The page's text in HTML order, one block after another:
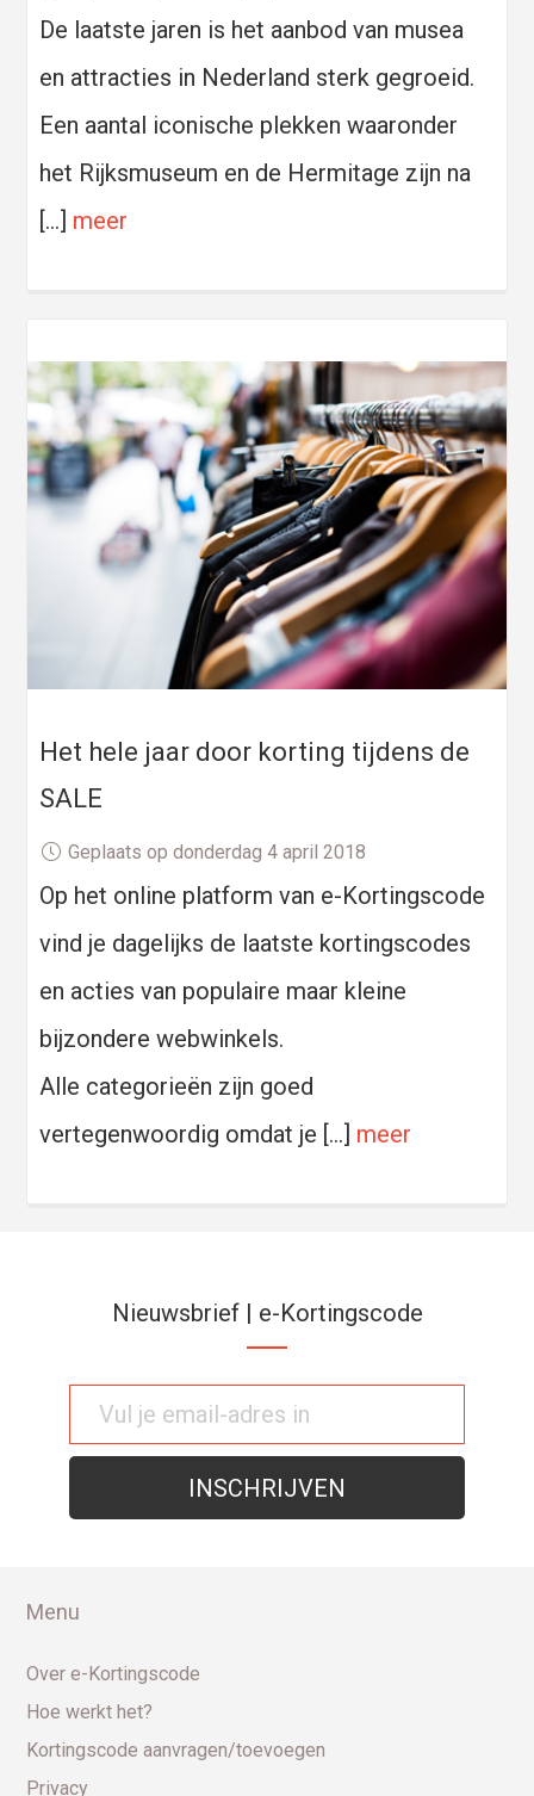
De laatste jaren is het aanbod van musea
en attracties in Nederland sterk gegroeid.
Een aantal iconische plekken waaronder
het Rijksmuseum en de Hermitage zijn na
[…] meer
Het hele jaar door korting tijdens de
SALE
Geplaats op donderdag 4 april 2018
Op het online platform van e-Kortingscode
vind je dagelijks de laatste kortingscodes
en acties van populaire maar kleine
bijzondere webwinkels.
Alle categorieën zijn goed
vertegenwoordig omdat je […] meer
Nieuwsbrief | e-Kortingscode
Menu
Over e-Kortingscode
Hoe werkt het?
Kortingscode aanvragen/toevoegen
Privacy